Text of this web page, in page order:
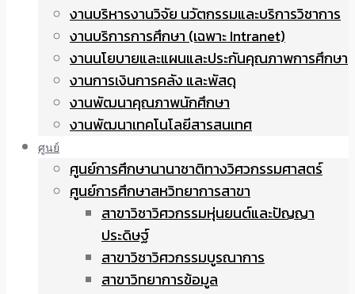
งานบริหารงานวิจัย นวัตกรรมและบริการวิชาการ
งานบริการการศึกษา (เฉพาะ Intranet)
งานนโยบายและแผนและประกันคุณภาพการศึกษา
งานการเงินการคลัง และพัสดุ
งานพัฒนาคุณภาพนักศึกษา
งานพัฒนาเทคโนโลยีสารสนเทศ
ศูนย์
ศูนย์การศึกษานานาชาติทางวิศวกรรมศาสตร์
ศูนย์การศึกษาสหวิทยาการสาขา
สาขาวิชาวิศวกรรมหุ่นยนต์และปัญญา
ประดิษฐ์
สาขาวิชาวิศวกรรมบูรณาการ
สาขาวิทยาการข้อมูล